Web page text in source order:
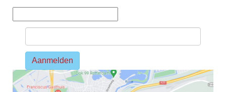
Aanmelden